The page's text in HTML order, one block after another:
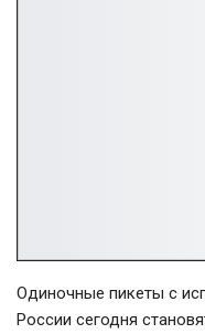
Одиночные пикеты с
России сегодня